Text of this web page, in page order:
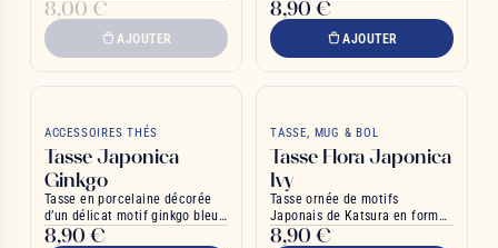
8,00 €
AJOUTER
8,90 €
AJOUTER
ACCESSOIRES THÉS
Tasse Japonica
Ginkgo
Tasse en porcelaine décorée
d’un délicat motif ginkgo bleu
sur fond blanc
8,90 €
TASSE, MUG & BOL
Tasse Flora Japonica
Ivy
Tasse ornée de motifs
Japonais de Katsura en forme
de cœur
8,90 €